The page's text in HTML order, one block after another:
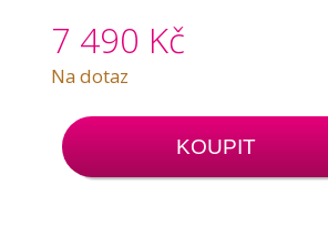
7 490 Kč
Na dotaz
KOUPIT